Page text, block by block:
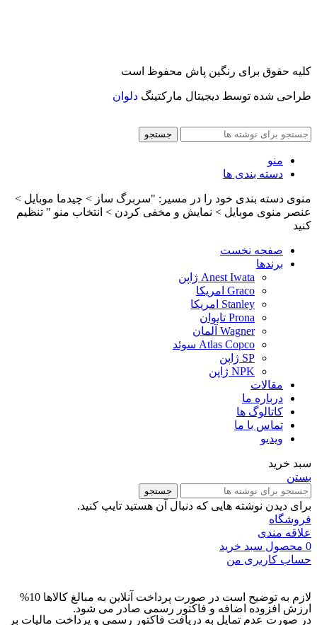
کلیه حقوق برای رنگین پاش محفوظ است
طراحی شده توسط دیجیتال مارکتینگ دلوان
جستجو
منو
دسته بندی ها
منوی دسته بندی خود را در مسیر: "سربرگ ساز > چیدما موبایل >
عنصر منوی موبایل > نمایش و مخفی کردن > انتخاب منو " تنظیم
کنید
صفحه نخست
برندها
Anest Iwata ژاپن
Graco امریکا
Stanley امریکا
Prona تایوان
Wagner آلمان
Atlas Copco سوئد
SP ژاپن
NPK ژاپن
مقالات
درباره ما
کاتالوگ ها
تماس با ما
ویدیو
سبد خرید
بستن
جستجو
برای دیدن نوشته هایی که دنبال آن هستید تایپ کنید.
فروشگاه
علاقه مندی
0 محصول سبد خرید
حساب کاربری من
لازم به توضیح است در صورت پرداخت آنلاین به مبالغ کالاها 10%
ارزش افزوده اضافه و فاکتور رسمی صادر می شود.
در صورت عدم تمایل به دریافت فاکتور رسمی و پرداخت مالیات بر